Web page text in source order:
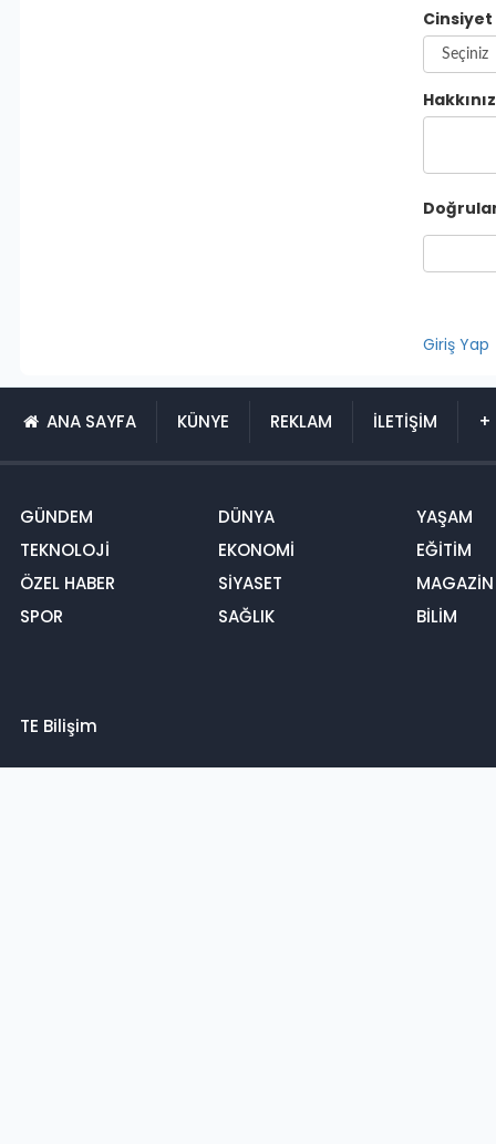
Cinsiyet
Giriş Yap
ANA SAYFA KÜNYE REKLAM İLETİŞİM +
GÜNDEM
TEKNOLOJİ
ÖZEL HABER
SPOR
DÜNYA
EKONOMİ
SİYASET
SAĞLIK
YAŞAM
EĞİTİM
MAGAZİN
BİLİM
TE Bilişim